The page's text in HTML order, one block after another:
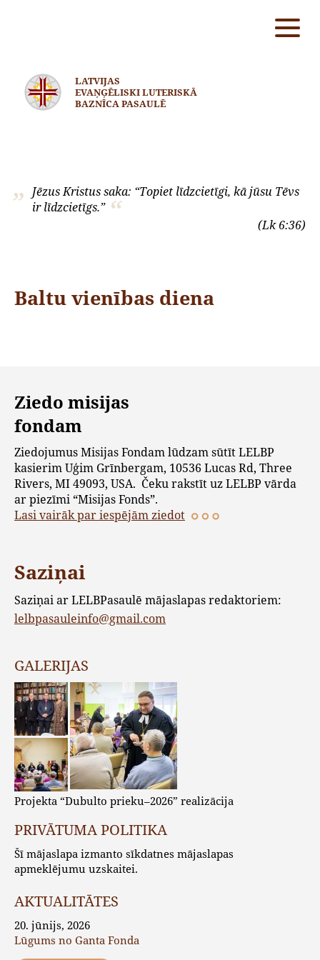
LATVIJAS
EVAŅĢĒLISKI LUTERISKĀ
BAZNĪCA PASAULĒ
Jēzus Kristus saka: “Topiet līdzcietīgi, kā jūsu Tēvs
ir līdzcietīgs.”
(Lk 6:36)
Baltu vienības diena
Ziedo misijas
fondam
Ziedojumus Misijas Fondam lūdzam sūtīt LELBP
kasierim Uģim Grīnbergam, 10536 Lucas Rd, Three
Rivers, MI 49093, USA. Čeku rakstīt uz LELBP vārda
ar piezīmi “Misijas Fonds”.
Lasi vairāk par iespējām ziedot
Saziņai
Saziņai ar LELBPasaulē mājaslapas redaktoriem:
lelbpasauleinfo@gmail.com
GALERIJAS
Projekta “Dubulto prieku–2026” realizācija
PRIVĀTUMA POLITIKA
Šī mājaslapa izmanto sīkdatnes mājaslapas
apmeklējumu uzskaitei.
AKTUALITĀTES
20. jūnijs, 2026
Lūgums no Ganta Fonda